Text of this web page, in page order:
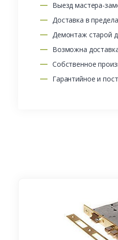
Выезд мастера-
Доставка в
Демонтаж старой
Возможна
Собственное
Гарантийное и